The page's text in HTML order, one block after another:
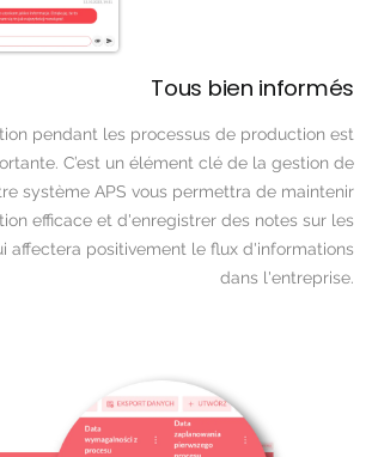
Tous bien informés
pendant les processus de production est
C’est un élément clé de la gestion de
système APS vous permettra de maintenir
efficace et d'enregistrer des notes sur les
affectera positivement le flux d'informations
dans l'entreprise.